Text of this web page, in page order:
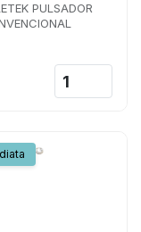
PULSADOR